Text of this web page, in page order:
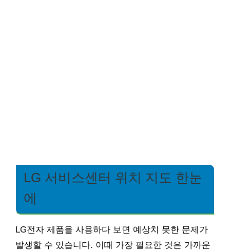
LG 서비스센터 위치 지도 한눈
에
LG전자 제품을 사용하다 보면 예상치 못한 문제가
발생할 수 있습니다. 이때 가장 필요한 것은 가까운